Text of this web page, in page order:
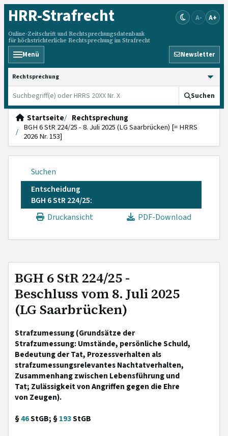
HRR-Strafrecht
Online-Zeitschrift und Rechtsprechungsdatenbank
für höchstrichterliche Rechtsprechung im Strafrecht
A- A+
Menü Newsletter
HRRS durchsuchen
Suchen
Startseite
Rechtsprechung
BGH 6 StR 224/25 - 8. Juli 2025 (LG Saarbrücken) [= HRRS
2026 Nr. 153]
Suchen
Entscheidung
BGH 6 StR 224/25:
Druckansicht
PDF-Download
BGH 6 StR 224/25 -
Beschluss vom 8. Juli 2025
(LG Saarbrücken)
Strafzumessung (Grundsätze der
Strafzumessung: Umstände, persönliche Schuld,
Bedeutung der Tat, Prozessverhalten als
strafzumessungsrelevantes Nachtatverhalten,
Zusammenhang zwischen Lebensführung und
Tat; Zulässigkeit von Angriffen gegen die Ehre
von Zeugen).
§46StGB; §193StGB